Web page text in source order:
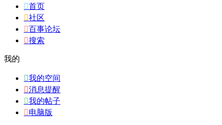
首页
社区
百事论坛
搜索
我的
我的空间
消息提醒
我的帖子
电脑版